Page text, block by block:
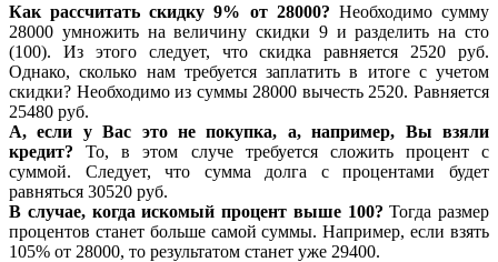
Как рассчитать скидку 9% от 28000? Необходимо сумму
28000 умножить на величину скидки 9 и разделить на сто
(100). Из этого следует, что скидка равняется 2520 руб.
Однако, сколько нам требуется заплатить в итоге с учетом
скидки? Необходимо из суммы 28000 вычесть 2520. Равняется
25480 руб.
А, если у Вас это не покупка, а, например, Вы взяли
кредит? То, в этом случе требуется сложить процент с
суммой. Следует, что сумма долга с процентами будет
равняться 30520 руб.
В случае, когда искомый процент выше 100? Тогда размер
процентов станет больше самой суммы. Например, если взять
105% от 28000, то результатом станет уже 29400.